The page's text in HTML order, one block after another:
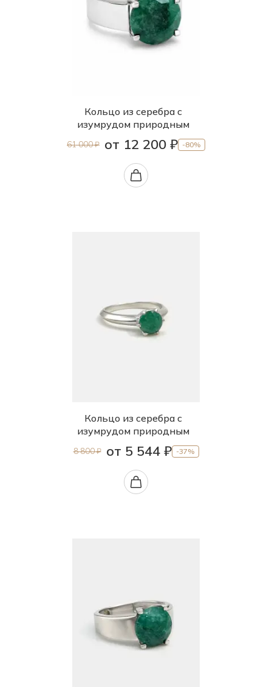
Кольцо из серебра с
изумрудом природным
61 000 ₽ от 12 200 ₽ -80%
Кольцо из серебра с
изумрудом природным
8 800 ₽ от 5 544 ₽ -37%